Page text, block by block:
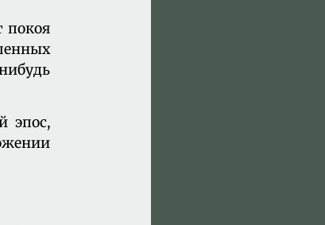
покоя
эпос,